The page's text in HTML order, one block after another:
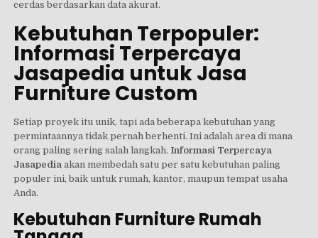
cerdas berdasarkan data akurat.
Kebutuhan Terpopuler:
Informasi Terpercaya
Jasapedia untuk Jasa
Furniture Custom
Setiap proyek itu unik, tapi ada beberapa kebutuhan yang
permintaannya tidak pernah berhenti. Ini adalah area di mana
orang paling sering salah langkah.Informasi Terpercaya
Jasapedia akan membedah satu per satu kebutuhan paling
populer ini, baik untuk rumah, kantor, maupun tempat usaha
Anda.
Kebutuhan Furniture Rumah